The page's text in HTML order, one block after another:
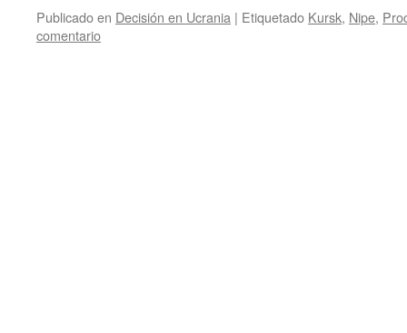
Publicado en Decisión en Ucrania | Etiquetado Kursk, Nipe,
comentario